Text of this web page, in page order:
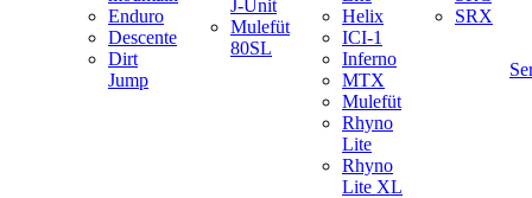
Enduro
Descente
Dirt
Jump
J-Unit
Mulefüt
80SL
Helix
ICI-1
Inferno
MTX
Mulefüt
Rhyno
Lite
Rhyno
Lite XL
SRX